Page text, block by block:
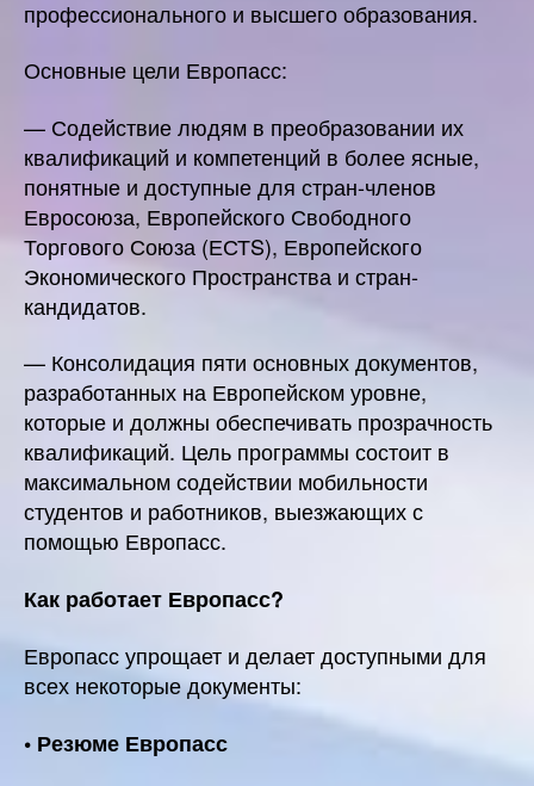
профессионального и высшего образования.
Основные цели Европасс:
— Содействие людям в преобразовании их
квалификаций и компетенций в более ясные,
понятные и доступные для стран-членов
Евросоюза, Европейского Свободного
Торгового Союза (ЕСТS), Европейского
Экономического Пространства и стран-
кандидатов.
— Консолидация пяти основных документов,
разработанных на Европейском уровне,
которые и должны обеспечивать прозрачность
квалификаций. Цель программы состоит в
максимальном содействии мобильности
студентов и работников, выезжающих с
помощью Европасс.
Как работает Европасс?
Европасс упрощает и делает доступными для
всех некоторые документы:
• Резюме Европасс